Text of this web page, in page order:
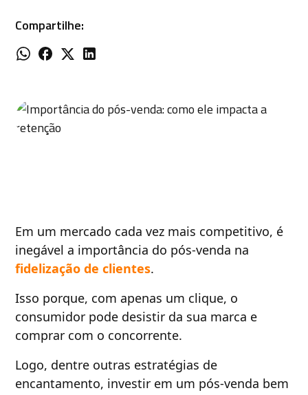
Compartilhe:
Em um mercado cada vez mais competitivo, é
inegável a importância do pós-venda na
fidelização de clientes.
Isso porque, com apenas um clique, o
consumidor pode desistir da sua marca e
comprar com o concorrente.
Logo, dentre outras estratégias de
encantamento, investir em um pós-venda bem